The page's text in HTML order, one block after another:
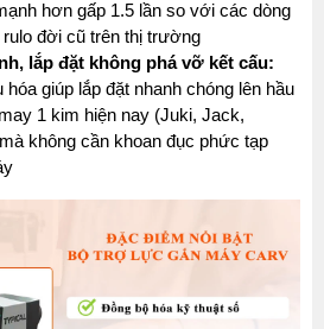
hơn gấp 1.5 lần so với các dòng
đời cũ trên thị trường
lắp đặt không phá vỡ kết cấu:
giúp lắp đặt nhanh chóng lên hầu
1 kim hiện nay (Juki, Jack,
không cần khoan đục phức tạp